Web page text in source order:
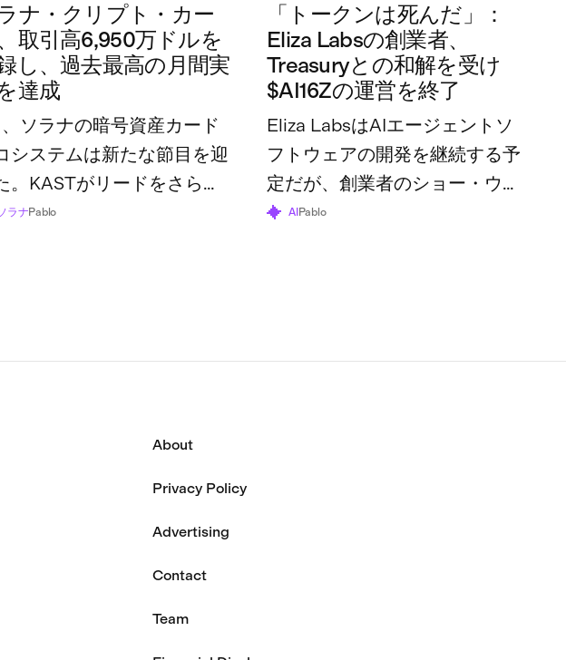
ナ・クリプト・カー
取引高6,950万ドルを
し、過去最高の月間実
達成
ソラナの暗号資産カード
システムは新たな節目を迎
。KASTがリードをさらに
た一方で、業界全体の利用
ラナPablo
「トークンは死んだ」：
Eliza Labsの創業者、
Treasuryとの和解を受け
$AI16Zの運営を終了
Eliza LabsはAIエージェントソ
フトウェアの開発を継続する予
定だが、創業者のショー・ウォ
ルターズ氏は、トークンとその
AI Pablo
About
Privacy Policy
Advertising
Contact
Team